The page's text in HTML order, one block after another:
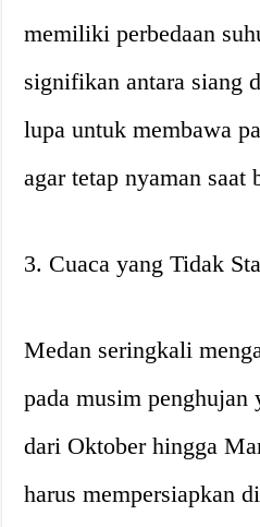
memiliki perbedaan
signifikan antara siang
lupa untuk membawa
agar tetap nyaman saat
3. Cuaca yang Tidak
Medan seringkali
pada musim penghujan
dari Oktober hingga
harus mempersiapkan